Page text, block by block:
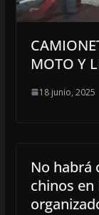
MOTO Y
18 junio, 2025
No habrá
chinos